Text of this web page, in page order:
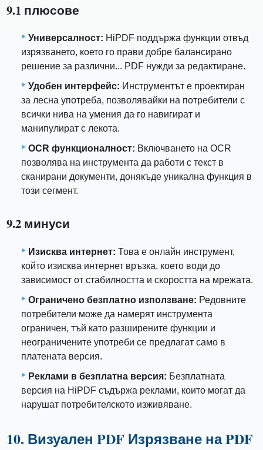
9.1 плюсове
Универсалност: HiPDF поддържа функции отвъд
изрязването, което го прави добре балансирано
решение за различни... PDF нужди за редактиране.
Удобен интерфейс: Инструментът е проектиран
за лесна употреба, позволявайки на потребители с
всички нива на умения да го навигират и
манипулират с лекота.
OCR функционалност: Включването на OCR
позволява на инструмента да работи с текст в
сканирани документи, донякъде уникална функция в
този сегмент.
9.2 минуси
Изисква интернет: Това е онлайн инструмент,
който изисква интернет връзка, което води до
зависимост от стабилността и скоростта на мрежата.
Ограничено безплатно използване: Редовните
потребители може да намерят инструмента
ограничен, тъй като разширените функции и
неограничените употреби се предлагат само в
платената версия.
Реклами в безплатна версия: Безплатната
версия на HiPDF съдържа реклами, които могат да
нарушат потребителското изживяване.
10. Визуален PDF Изрязване на PDF